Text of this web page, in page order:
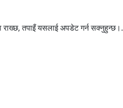
राख्छ, तपाइँ यसलाई अपडेट गर्न सक्नुहुन्छ।.